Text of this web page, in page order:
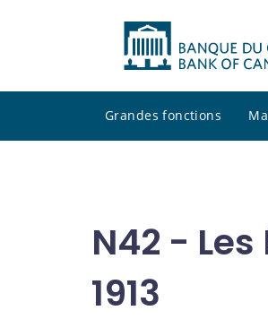
Grandes fonctions
N42 -
1913